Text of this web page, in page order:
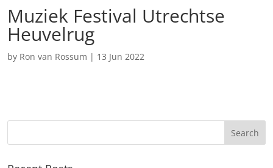
Muziek Festival Utrechtse
Heuvelrug
by Ron van Rossum | 13 Jun 2022